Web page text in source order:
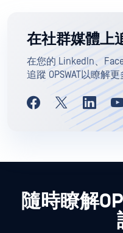
在社群媒體上
在您的 LinkedIn、
追蹤 OPSWAT以瞭解更
隨時瞭解